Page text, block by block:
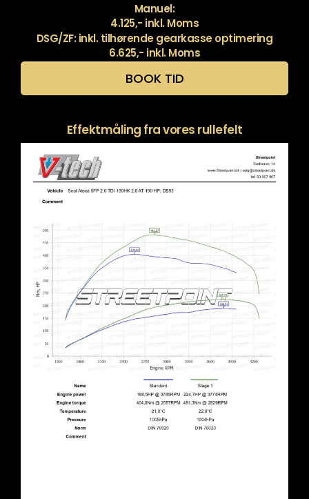
Manuel:
4.125,- inkl. Moms
DSG/ZF: inkl. tilhørende gearkasse optimering
6.625,- inkl. Moms
BOOK TID
Effektmåling fra vores rullefelt